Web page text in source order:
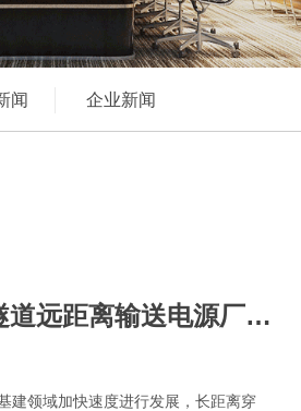
闻 企业新闻
远距离输送电源厂家
局端机远距离输送电
供电系统远端机转换
建领域加快速度进行发展，长距离穿